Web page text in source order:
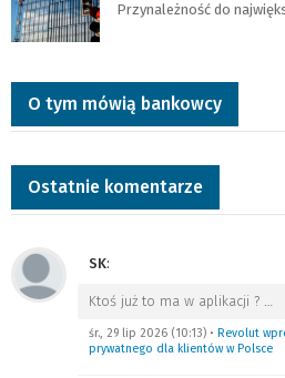
Przynależność do
O tym mówią bankowcy
Ostatnie komentarze
SK:
Ktoś już to ma w aplikacji ? …
śr., 29 lip 2026 (10:13) • Revolut
prywatnego dla klientów w Polsce